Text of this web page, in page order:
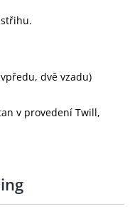
dvě vzadu)
v provedení Twill,